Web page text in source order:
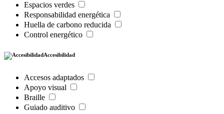
Espacios verdes
Responsabilidad energética
Huella de carbono reducida
Control energético
Accesibilidad
Accesos adaptados
Apoyo visual
Braille
Guiado auditivo